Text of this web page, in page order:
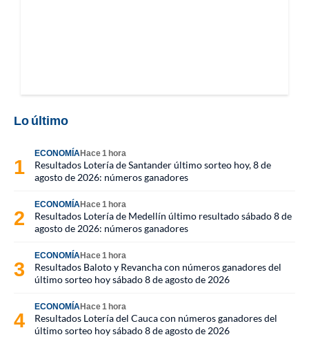
Lo último
ECONOMÍAHace 1 hora
Resultados Lotería de Santander último sorteo hoy, 8 de
agosto de 2026: números ganadores
ECONOMÍAHace 1 hora
Resultados Lotería de Medellín último resultado sábado 8 de
agosto de 2026: números ganadores
ECONOMÍAHace 1 hora
Resultados Baloto y Revancha con números ganadores del
último sorteo hoy sábado 8 de agosto de 2026
ECONOMÍAHace 1 hora
Resultados Lotería del Cauca con números ganadores del
último sorteo hoy sábado 8 de agosto de 2026